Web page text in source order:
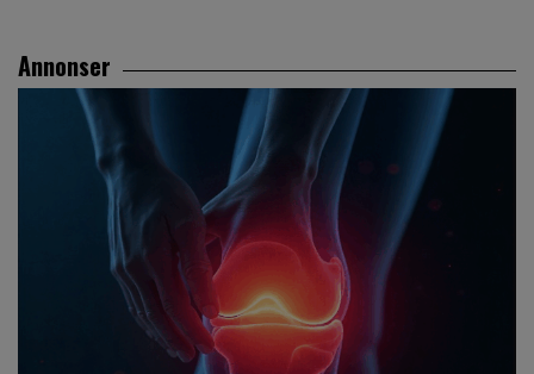
Annonser